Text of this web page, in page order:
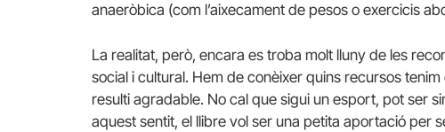
anaeròbica (com l’aixecament de pesos o exercicis
La realitat, però, encara es troba molt lluny de les
social i cultural. Hem de conèixer quins recursos
resulti agradable. No cal que sigui un esport, pot ser
aquest sentit, el llibre vol ser una petita aportació per